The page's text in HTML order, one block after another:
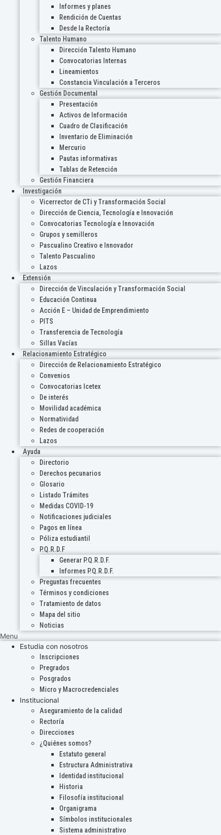
Informes y planes
Rendición de Cuentas
Desde la Rectoría
Talento Humano
Dirección Talento Humano
Convocatorias Internas
Lineamientos
Constancia Vinculación a Terceros
Gestión Documental
Presentación
Activos de Información
Cuadro de Clasificación
Inventario de Eliminación
Mercurio
Pautas informativas
Tablas de Retención
Gestión Financiera
Investigación
Vicerrector de CTi y Transformación Social
Dirección de Ciencia, Tecnología e Innovación
Convocatorias Tecnología e Innovación
Grupos y semilleros
Pascualino Creativo e Innovador
Talento Pascualino
Lazos
Extensión
Dirección de Vinculación y Transformación Social
Educación Continua
Acción E – Unidad de Emprendimiento
PITS
Transferencia de Tecnología
Sillas Vacías
Relacionamiento Estratégico
Dirección de Relacionamiento Estratégico
Convenios
Convocatorias Icetex
De interés
Movilidad académica
Normatividad
Redes de cooperación
Lazos
Ayuda
Directorio
Derechos pecunarios
Glosario
Listado Trámites
Medidas COVID-19
Notificaciones judiciales
Pagos en línea
Póliza estudiantil
P.Q.R.D.F
Generar P.Q.R.D.F.
Informes P.Q.R.D.F.
Preguntas frecuentes
Términos y condiciones
Tratamiento de datos
Mapa del sitio
Noticias
Menu
Estudia con nosotros
Inscripciones
Pregrados
Posgrados
Micro y Macrocredenciales
Institucional
Aseguramiento de la calidad
Rectoría
Direcciones
¿Quiénes somos?
Estatuto general
Estructura Administrativa
Identidad institucional
Historia
Filosofía institucional
Organigrama
Símbolos institucionales
Sistema administrativo